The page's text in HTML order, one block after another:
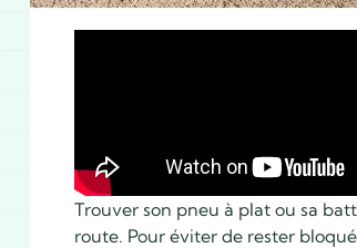
Trouver son pneu à plat ou sa
route. Pour éviter de rester